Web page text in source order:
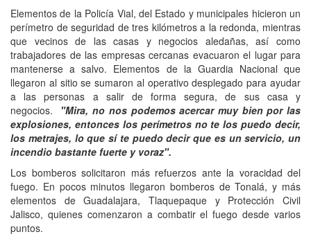
Elementos de la Policía Vial, del Estado y municipales hicieron un
perímetro de seguridad de tres kilómetros a la redonda, mientras
que vecinos de las casas y negocios aledañas, así como
trabajadores de las empresas cercanas evacuaron el lugar para
mantenerse a salvo. Elementos de la Guardia Nacional que
llegaron al sitio se sumaron al operativo desplegado para ayudar
a las personas a salir de forma segura, de sus casa y
negocios. "Mira, no nos podemos acercar muy bien por las
explosiones, entonces los perímetros no te los puedo decir,
los metrajes, lo que sí te puedo decir que es un servicio, un
incendio bastante fuerte y voraz".
Los bomberos solicitaron más refuerzos ante la voracidad del
fuego. En pocos minutos llegaron bomberos de Tonalá, y más
elementos de Guadalajara, Tlaquepaque y Protección Civil
Jalisco, quienes comenzaron a combatir el fuego desde varios
puntos.